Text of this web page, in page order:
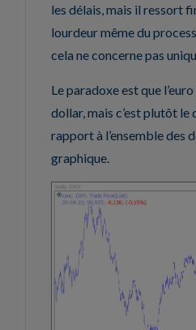
les délais, mais il ressort
lourdeur même du
cela ne concerne pas
Le paradoxe est que
dollar, mais c’est plutôt le
rapport à l’ensemble des
graphique.